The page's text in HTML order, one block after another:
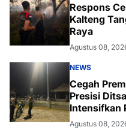
Respons
Kalteng
Raya
Agustus 08,
NEWS
Cegah
Presisi
Intensifkan
Agustus 08,